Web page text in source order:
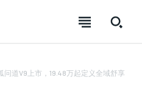
问道V9上市，19.48万起定义全域舒享